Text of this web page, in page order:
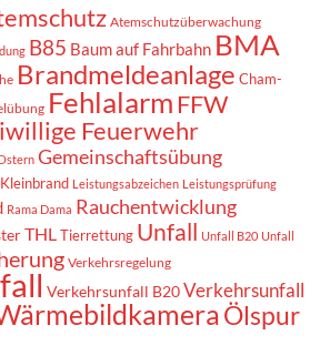
Atemschutzüberwachung
B85 Baum auf Fahrbahn BMA
Brandmeldeanlage Cham-
Fehlalarm FFW
Feuerwehr
Gemeinschaftsübung
Kleinbrand Leistungsabzeichen Leistungsprüfung
Rama Dama Rauchentwicklung
THL Tierrettung Unfall Unfall B20 Unfall
Verkehrsregelung
Verkehrsunfall B20 Verkehrsunfall
Ölspur